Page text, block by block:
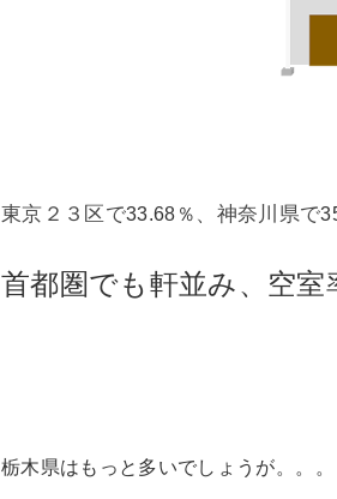
東京２３区で33.68％ 、神奈川県で
首都圏でも軒並み、空室
栃木県はもっと多いでしょうが。。。